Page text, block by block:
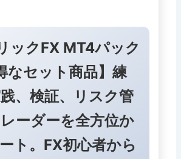
ックFX MT4パック
なセット商品】練
、検証、リスク管
ーダーを全方位か
ト。FX初心者から